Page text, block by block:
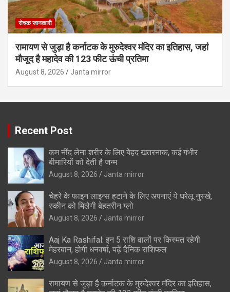
रोचक जानकारी
रामायण से जुड़ा है कर्नाटक के मुरुदेश्वर मंदिर का इतिहास, जहां
मौजूद है महादेव की 123 फीट ऊंची प्रतिमा
August 8, 2026 Janta mirror
Recent Post
कम नींद लेना शरीर के लिए बेहद खतरनाक, कई गंभीर
बीमारियों को देती है जन्म
August 8, 2026 Janta mirror
चेहरे के फाइन लाइन्स हटाने के लिए अपनाएं ये घरेलू नुस्खे,
स्कीन को मिलेगी बेहतरीन ग्लो
August 8, 2026 Janta mirror
Aaj Ka Rashifal: इन 5 राशि वालों पर किस्मत रहेगी
मेहरबान, होगी धनवर्षा, पढ़ें दैनिक राशिफल
August 8, 2026 Janta mirror
रामायण से जुड़ा है कर्नाटक के मुरुदेश्वर मंदिर का इतिहास,